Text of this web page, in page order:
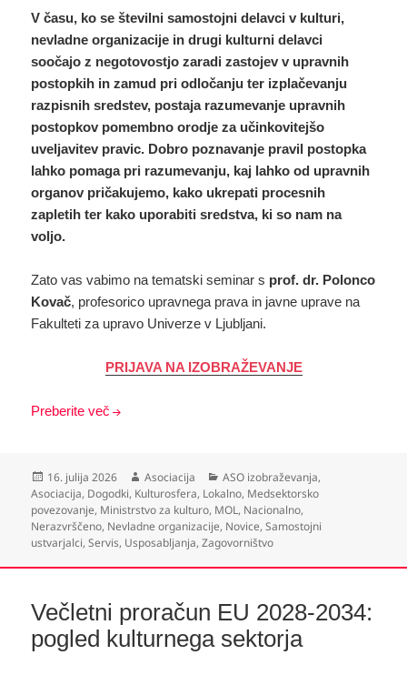
V času, ko se številni samostojni delavci v kulturi,
nevladne organizacije in drugi kulturni delavci
soočajo z negotovostjo zaradi zastojev v upravnih
postopkih in zamud pri odločanju ter izplačevanju
razpisnih sredstev, postaja razumevanje upravnih
postopkov pomembno orodje za učinkovitejšo
uveljavitev pravic. Dobro poznavanje pravil postopka
lahko pomaga pri razumevanju, kaj lahko od upravnih
organov pričakujemo, kako ukrepati procesnih
zapletih ter kako uporabiti sredstva, ki so nam na
voljo.
Zato vas vabimo na tematski seminar s prof. dr. Polonco
Kovač, profesorico upravnega prava in javne uprave na
Fakulteti za upravo Univerze v Ljubljani.
PRIJAVA NA IZOBRAŽEVANJE
Preberite več
Objavljeno
dne
16. julija 2026 Avtor
Asociacija Kategorije
ASO izobraževanja,
Asociacija, Dogodki, Kulturosfera, Lokalno, Medsektorsko
povezovanje, Ministrstvo za kulturo, MOL, Nacionalno,
Nerazvrščeno, Nevladne organizacije, Novice,Samostojni
ustvarjalci,Servis, Usposabljanja,Zagovorništvo
Večletni proračun EU 2028-2034:
pogled kulturnega sektorja